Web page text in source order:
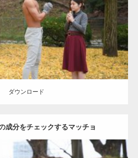
肩
ダウンロード
成分をチェックするマッチョ